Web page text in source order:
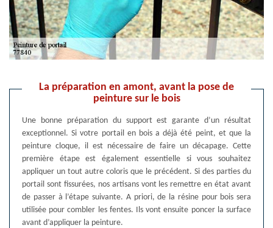
La préparation en amont, avant la pose de
peinture sur le bois
Une bonne préparation du support est garante d’un résultat
exceptionnel. Si votre portail en bois a déjà été peint, et que la
peinture cloque, il est nécessaire de faire un décapage. Cette
première étape est également essentielle si vous souhaitez
appliquer un tout autre coloris que le précédent. Si des parties du
portail sont fissurées, nos artisans vont les remettre en état avant
de passer à l’étape suivante. A priori, de la résine pour bois sera
utilisée pour combler les fentes. Ils vont ensuite poncer la surface
avant d’appliquer la peinture.